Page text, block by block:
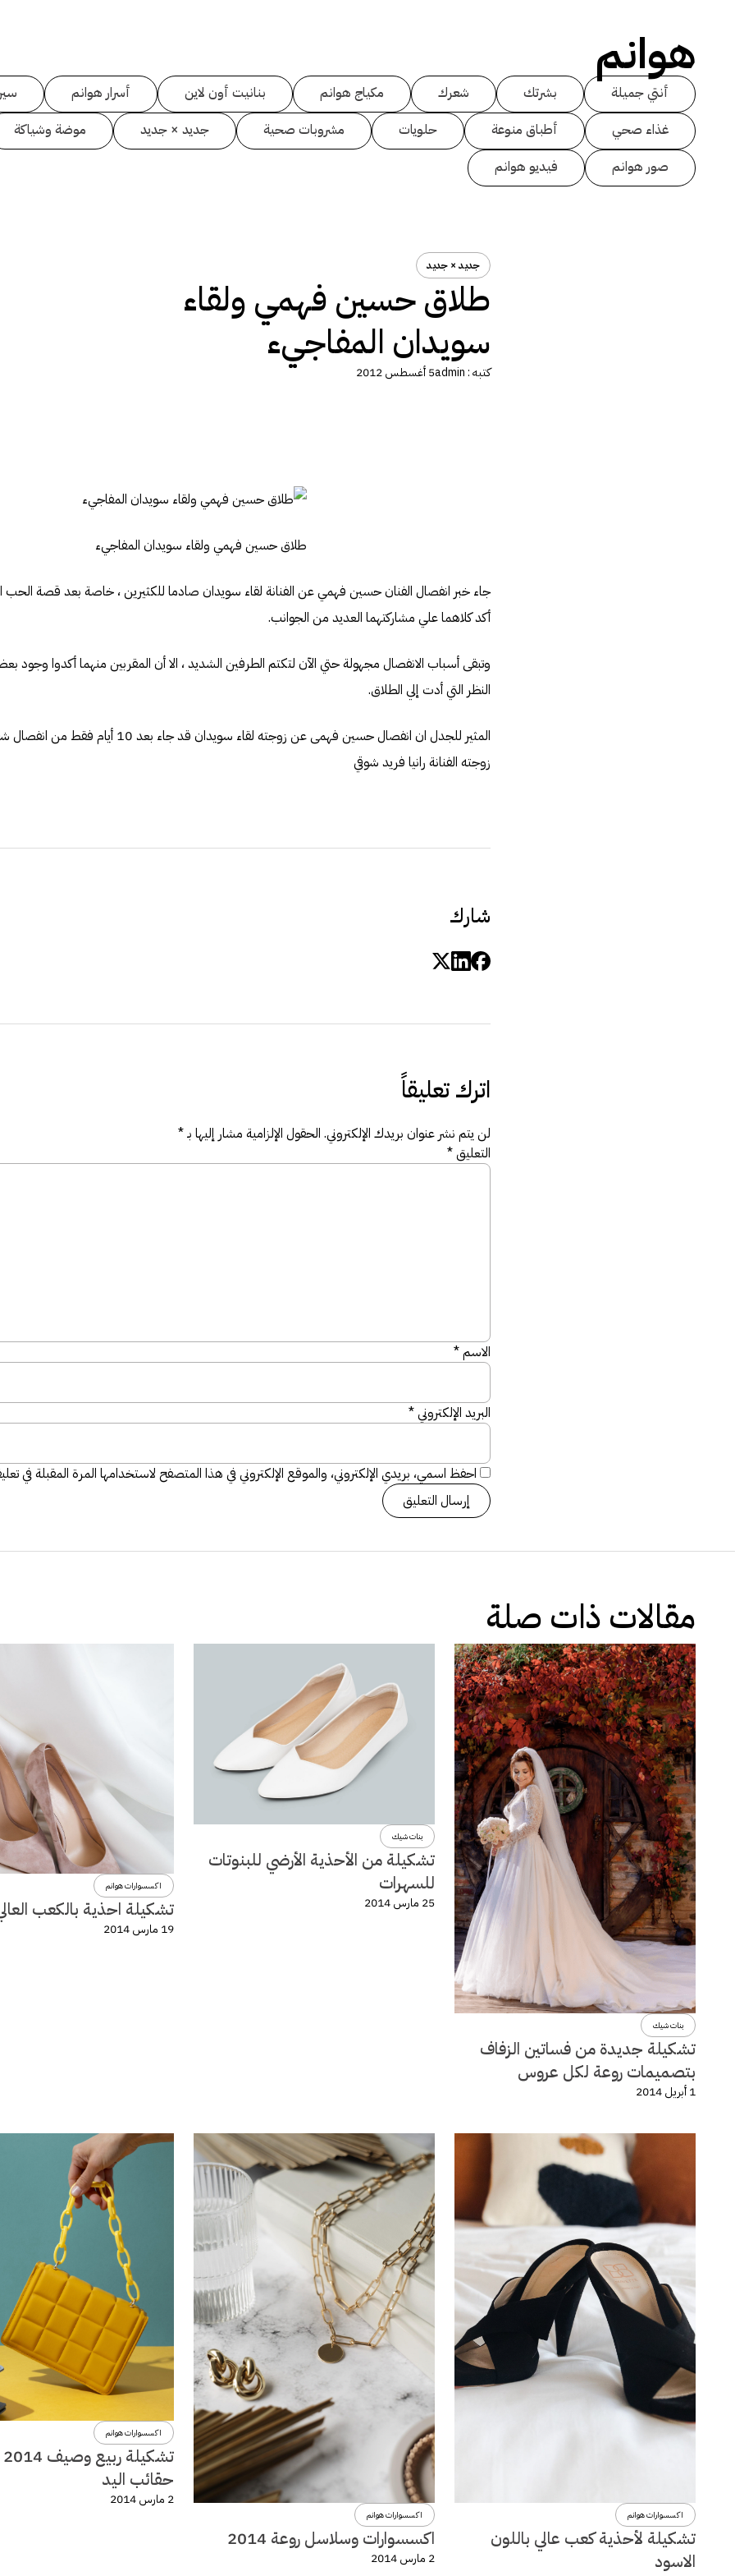
هوانم
أنتي جميلة بشرتك شعرك مكياج هوانم بنانيت أون لاين أسرار هوانم
غذاء صحي
أطباق منوعة حلويات مشروبات صحية جديد × جديد موضة وشياكة
صور هوانم
فيديو هوانم
جديد × جديد
طلاق حسين فهمي ولقاء
سويدان المفاجيء
كتبه :admin5 أغسطس 2012
طلاق حسين فهمي ولقاء سويدان المفاجيء
جاء خبر انفصال الفنان حسين فهمي عن الفنانة لقاء سويدان صادما للكثيرين ، خاصة بعد قصة الحب
أكد كلاهما علي مشاركتهما العديد من الجوانب.
وتبقى أسباب الانفصال مجهولة حتي الآن لتكتم الطرفين الشديد ، الا أن المقربين منهما أكدوا وجود
النظر التي أدت إلي الطلاق.
المثير للجدل ان انفصال حسين فهمى عن زوجته لقاء
زوجته الفنانة رانيا فريد شوقي
شارك
اترك تعليقاً
لن يتم نشر عنوان بريدك الإلكتروني. الحقول الإلزامية مشار إليها بـ*
التعليق*
الاسم*
البريد الإلكتروني*
احفظ اسمي، بريدي الإلكتروني، والموقع الإلكتروني في هذا المتصفح لاستخدامها المرة المقبلة في
مقالات ذات صلة
بنات شيك
تشكيلة جديدة من فساتين الزفاف
بتصميمات روعة لكل عروس
1 أبريل 2014
بنات شيك
تشكيلة من الأحذية الأرضي للبنوتات
للسهرات
25 مارس 2014
اكسسوارات هوانم
تشكيلة احذية بالكعب
19 مارس 2014
اكسسوارات هوانم
تشكيلة لأحذية كعب عالي باللون
الاسود
اكسسوارات هوانم
اكسسوارات وسلاسل روعة 2014
2 مارس 2014
اكسسوارات هوانم
حقائب اليد
2 مارس 2014